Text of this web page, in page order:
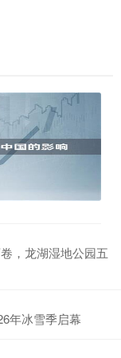
，龙湖湿地公园五
年冰雪季启幕